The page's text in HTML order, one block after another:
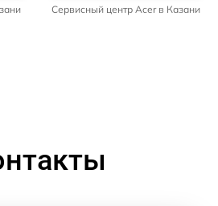
Сервисный центр Acer в Казани